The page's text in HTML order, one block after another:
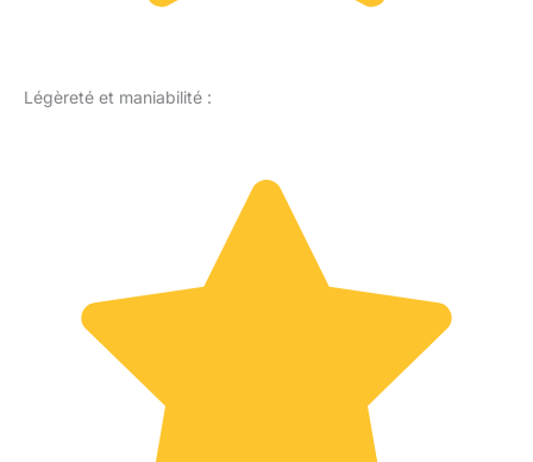
Légèreté et maniabilité :